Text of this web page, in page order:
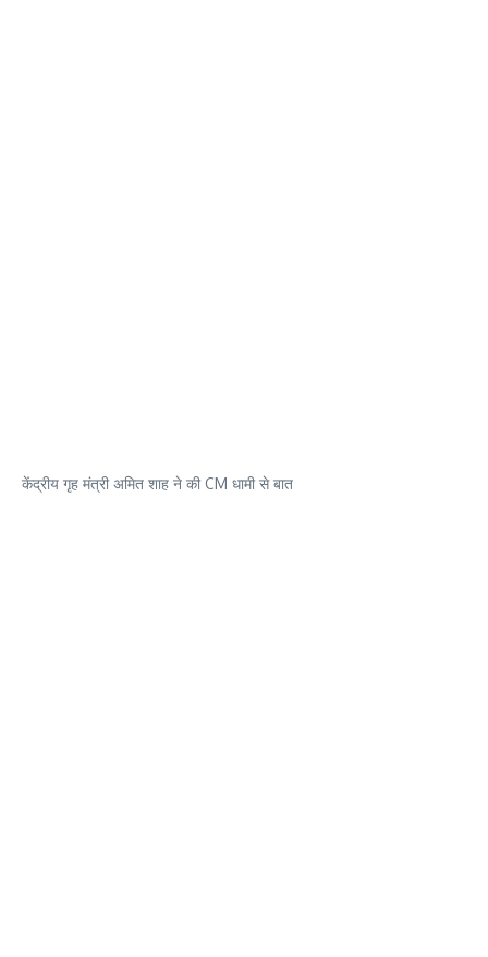
केंद्रीय गृह मंत्री अमित शाह ने की CM धामी से बात